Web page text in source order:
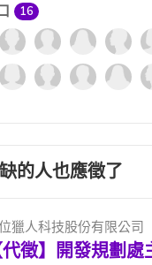
16
的人也應徵了
獵人科技股份有限公司
代徵】開發規劃處